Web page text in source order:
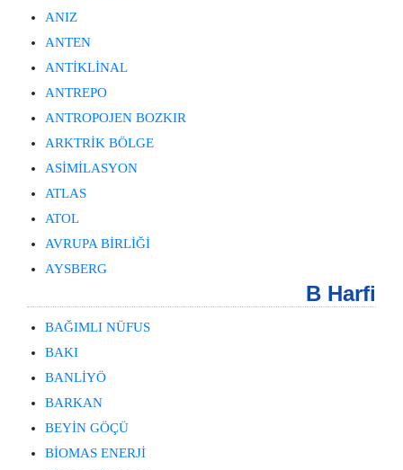
ANIZ
ANTEN
ANTİKLİNAL
ANTREPO
ANTROPOJEN BOZKIR
ARKTRİK BÖLGE
ASİMİLASYON
ATLAS
ATOL
AVRUPA BİRLİĞİ
AYSBERG
B Harfi
BAĞIMLI NÜFUS
BAKI
BANLİYÖ
BARKAN
BEYİN GÖÇÜ
BİOMAS ENERJİ